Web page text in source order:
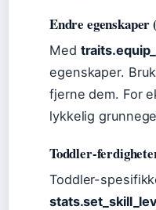
Endre
Med
egenskaper.
fjerne dem. For
lykkelig
Toddler-
Toddler-